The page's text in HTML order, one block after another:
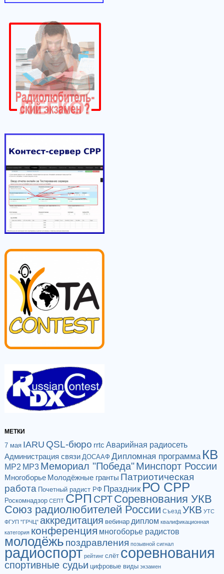
МЕТКИ
7 мая IARU QSL-бюро rrtc Аварийная радиосеть
Администрация связи ДОСААФ Дипломная программа КВ
МР2 МР3 Мемориал "Победа"Минспорт России
Многоборье Молодёжные гранты Патриотическая
работа Почетный радист РФ Праздник РО СРР
Роскомнадзор СЕПТ СРП СРТСоревнования УКВ
Союз радиолюбителей России Съезд УКВ УТС
ФГУП "ГРЧЦ" аккредитация вебинар диплом квалификационная
категория конференция многоборье радистов
молодёжь поздравления позывной сигнал
радиоспорт рейтинг слёт соревнования
спортивные судьи цифровые виды экзамен